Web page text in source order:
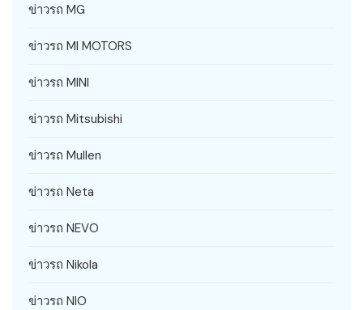
ข่าวรถ MG
ข่าวรถ MI MOTORS
ข่าวรถ MINI
ข่าวรถ Mitsubishi
ข่าวรถ Mullen
ข่าวรถ Neta
ข่าวรถ NEVO
ข่าวรถ Nikola
ข่าวรถ NIO